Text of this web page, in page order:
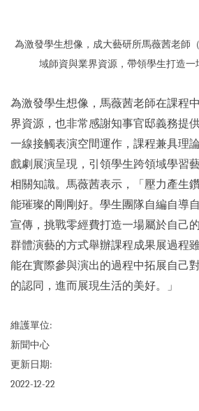
為激發學生想像，成大藝研所馬薇茜老師
域師資與業界資源，帶領學生打造一
為激發學生想像，馬薇茜老師在課程
界資源，也非常感謝知事官邸義務提
一線接觸表演空間運作，課程兼具理
戲劇展演呈現，引領學生跨領域學習
相關知識。馬薇茜表示，「壓力產生
能璀璨的剛剛好。學生團隊自編自導
宣傳，挑戰零經費打造一場屬於自己
群體演藝的方式舉辦課程成果展過程
能在實際參與演出的過程中拓展自己
的認同，進而展現生活的美好。」
維護單位:
新聞中心
更新日期:
2022-12-22